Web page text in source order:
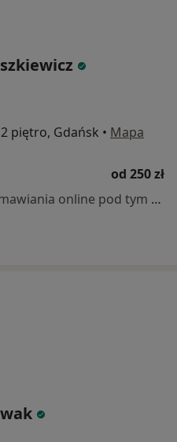
piętro, Gdańsk • Mapa
od 250 zł
Specjalista nie oferuje umawiania online pod tym adresem.